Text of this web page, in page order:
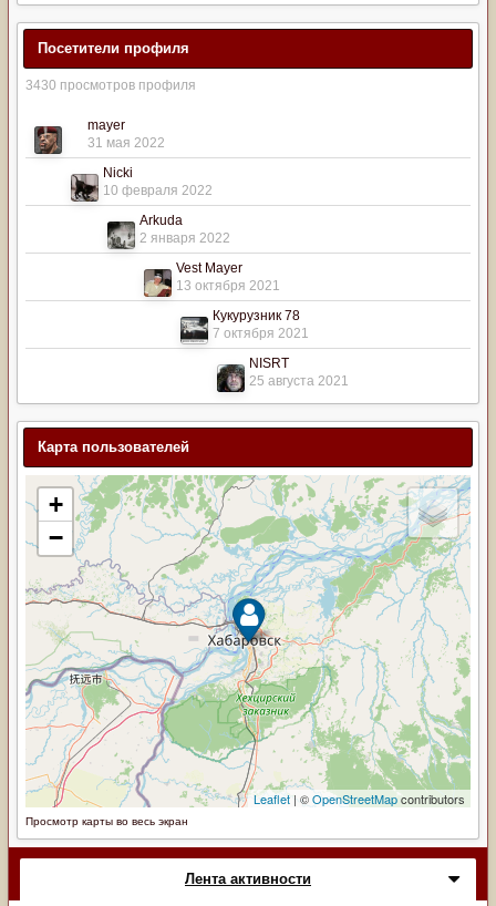
Посетители профиля
3430 просмотров профиля
mayer
31 мая 2022
Nicki
10 февраля 2022
Arkuda
2 января 2022
Vest Mayer
13 октября 2021
Кукурузник 78
7 октября 2021
NISRT
25 августа 2021
Карта пользователей
Просмотр карты во весь экран
Лента активности